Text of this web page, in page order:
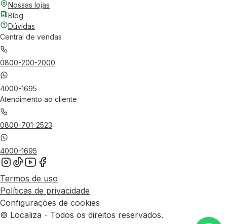
Nossas lojas
Blog
Dúvidas
Central de vendas
0800-200-2000
4000-1695
Atendimento ao cliente
0800-701-2523
4000-1695
Termos de uso
Políticas de privacidade
Configurações de cookies
© Localiza - Todos os direitos reservados.